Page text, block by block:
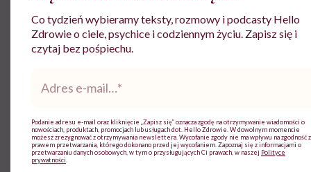
https://www.ncbi.nlm.nih.gov/pmc/articles/
https://pubmed.ncbi.nlm.nih.gov/31668197/
Natalia Suchocka
Co tydzień wybieramy teksty, rozmowy i podcasty Hello
Zdrowie o ciele, psychice i codziennym życiu. Zapisz się i
czytaj bez pośpiechu.
mail*
Podanie adresu e-mail oraz kliknięcie „Zapisz się” oznacza zgodę na otrzymywanie wiadomości o
nowościach, produktach, promocjach lub usługach dot. Hello Zdrowie. W dowolnym momencie
możesz zrezygnować z otrzymywania newslettera. Wycofanie zgody nie ma wpływu na zgodność z
prawem przetwarzania, którego dokonano przed jej wycofaniem. Zapoznaj się z informacjami o
przetwarzaniu danych osobowych, w tym o przysługujących Ci prawach, w naszej Polityce
prywatności